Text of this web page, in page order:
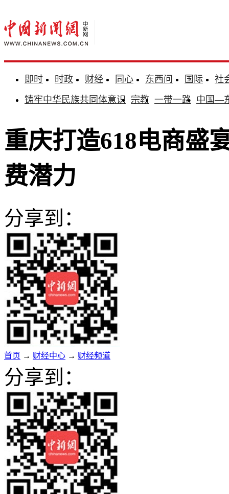
即时 时政 财经 同心 东西问 国际
社
铸牢中华民族共同体意识 宗教 一带一路 中国—
重庆打造618电商盛
费潜力
分享到：
首页 → 财经中心 → 财经频道
分享到：